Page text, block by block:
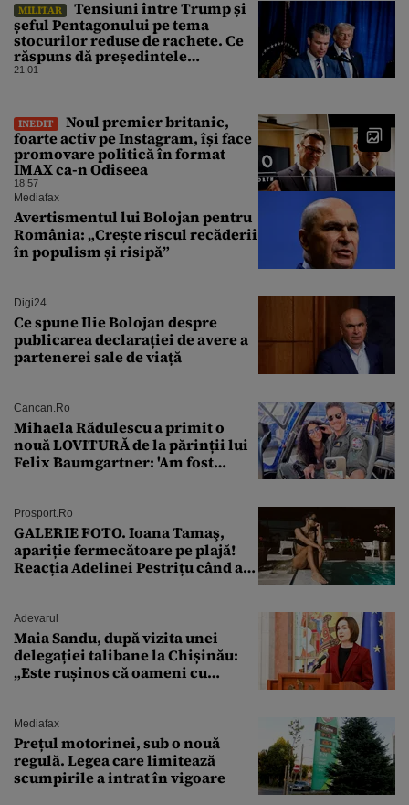
MILITAR
Tensiuni între Trump și
șeful Pentagonului pe tema
stocurilor reduse de rachete. Ce
răspuns dă președintele
american
21:01
INEDIT
Noul premier britanic,
foarte activ pe Instagram, își face
promovare politică în format
IMAX ca-n Odiseea
18:57
Mediafax
Avertismentul lui Bolojan pentru
România: „Crește riscul recăderii
în populism și risipă”
Digi24
Ce spune Ilie Bolojan despre
publicarea declarației de avere a
partenerei sale de viață
Cancan.ro
Mihaela Rădulescu a primit o
nouă LOVITURĂ de la părinții lui
Felix Baumgartner: 'Am fost
Prosport.ro
GALERIE FOTO. Ioana Tamaş,
apariție fermecătoare pe plajă!
Reacția Adelinei Pestrițu când a
Adevarul
Maia Sandu, după vizita unei
delegației talibane la Chișinău:
„Este rușinos că oameni cu
Mediafax
Prețul motorinei, sub o nouă
regulă. Legea care limitează
scumpirile a intrat în vigoare